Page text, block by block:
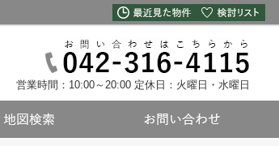
営業時間：10:00～20:00 定休日：火曜日・水曜日